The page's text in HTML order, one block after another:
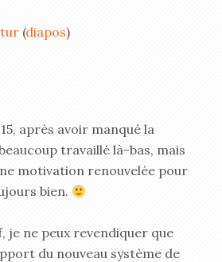
(diapos)
après avoir manqué la
travaillé là-bas, mais
motivation renouvelée pour
bien.
je ne peux revendiquer que
du nouveau système de